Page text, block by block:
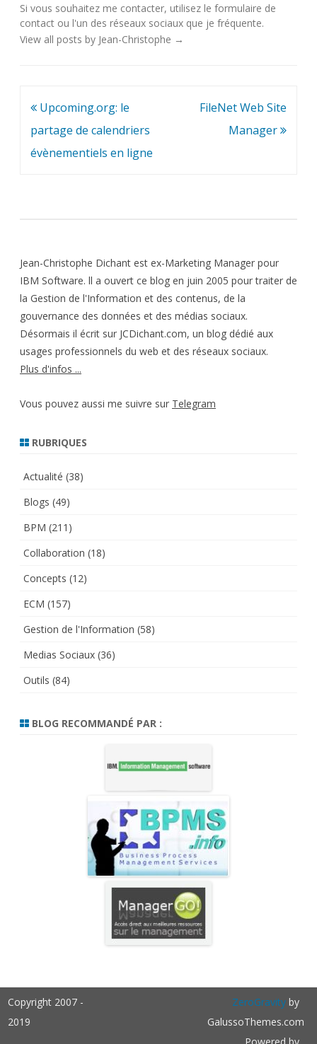
Si vous souhaitez me contacter, utilisez le formulaire de
contact ou l'un des réseaux sociaux que je fréquente.
View all posts by Jean-Christophe →
Navigation
de
l’article
Upcoming.org: le
partage de calendriers
évènementiels en ligne
FileNet Web Site
Manager
Jean-Christophe Dichant est ex-Marketing Manager pour
IBM Software. ll a ouvert ce blog en juin 2005 pour traiter de
la Gestion de l'Information et des contenus, de la
gouvernance des données et des médias sociaux.
Désormais il écrit sur JCDichant.com, un blog dédié aux
usages professionnels du web et des réseaux sociaux.
Plus d'infos ...
Vous pouvez aussi me suivre sur Telegram
RUBRIQUES
Actualité (38)
Blogs (49)
BPM (211)
Collaboration (18)
Concepts (12)
ECM (157)
Gestion de l'Information (58)
Medias Sociaux (36)
Outils (84)
BLOG RECOMMANDÉ PAR :
Copyright 2007 -
2019
ZeroGravityby
GalussoThemes.com
Powered by